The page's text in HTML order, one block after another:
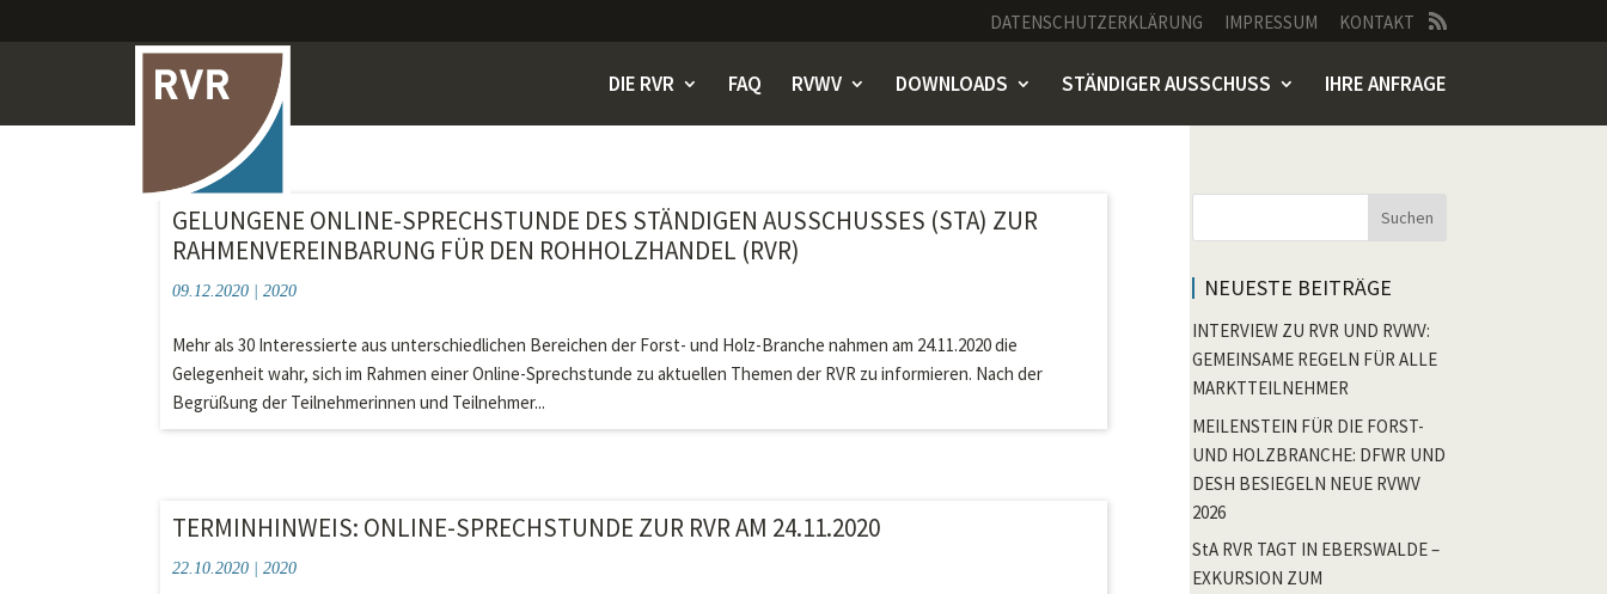
DATENSCHUTZERKLÄRUNG IMPRESSUM KONTAKT
DIE RVR FAQ RVWV DOWNLOADS STÄNDIGER AUSSCHUSS IHRE ANFRAGE
GELUNGENE ONLINE-SPRECHSTUNDE DES STÄNDIGEN AUSSCHUSSES (STA) ZUR
RAHMENVEREINBARUNG FÜR DEN ROHHOLZHANDEL (RVR)
09.12.2020 |2020
Mehr als 30 Interessierte aus unterschiedlichen Bereichen der Forst- und Holz-Branche nahmen am 24.11.2020 die
Gelegenheit wahr, sich im Rahmen einer Online-Sprechstunde zu aktuellen Themen der RVR zu informieren. Nach der
Begrüßung der Teilnehmerinnen und Teilnehmer...
TERMINHINWEIS: ONLINE-SPRECHSTUNDE ZUR RVR AM 24.11.2020
22.10.2020 |2020
Suchen
NEUESTE BEITRÄGE
INTERVIEW ZU RVR UND RVWV:
GEMEINSAME REGELN FÜR ALLE
MARKTTEILNEHMER
MEILENSTEIN FÜR DIE FORST-
UND HOLZBRANCHE: DFWR UND
DESH BESIEGELN NEUE RVWV
2026
StA RVR TAGT IN EBERSWALDE –
EXKURSION ZUM